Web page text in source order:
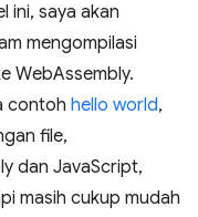
ini, saya akan
mengompilasi
WebAssembly.
contoh hello world,
file,
dan JavaScript,
masih cukup mudah